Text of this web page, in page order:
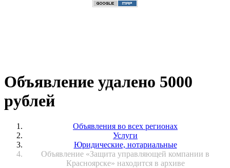
Объявление удалено 5000
рублей
Объявления во всех регионах
Услуги
Юридические, нотариальные
Объявление «Защита управляющей компании в
Красноярске» находится в архиве